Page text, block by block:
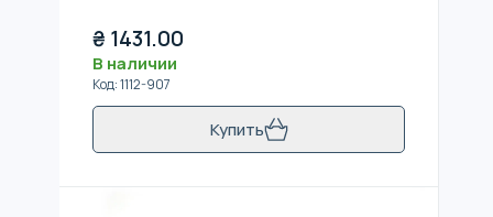
₴ 1431.00
В наличии
Код:1112-907
Купить